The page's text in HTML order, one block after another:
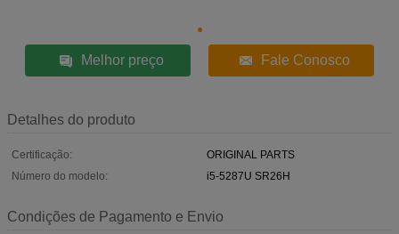
Melhor preço Fale Conosco
Detalhes do produto
Certificação:
ORIGINAL PARTS
Número do modelo:
i5-5287U SR26H
Condições de Pagamento e Envio